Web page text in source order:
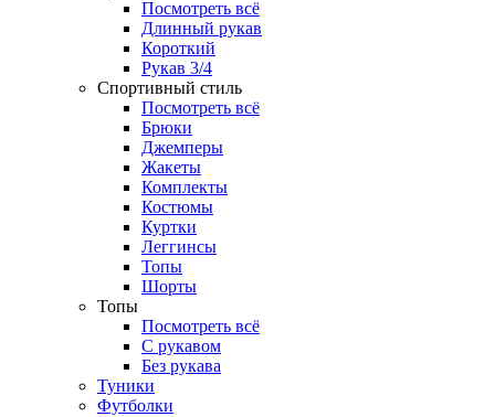
Посмотреть всё
Длинный рукав
Короткий
Рукав 3/4
Спортивный стиль
Посмотреть всё
Брюки
Джемперы
Жакеты
Комплекты
Костюмы
Куртки
Леггинсы
Топы
Шорты
Топы
Посмотреть всё
C рукавом
Без рукава
Туники
Футболки